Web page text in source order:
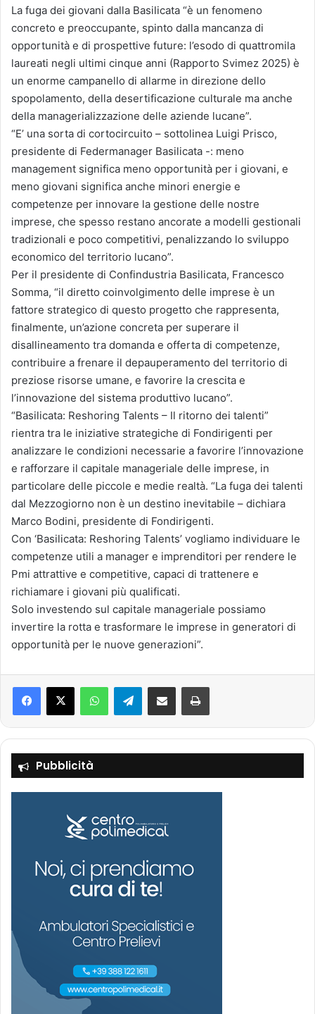
La fuga dei giovani dalla Basilicata “è un fenomeno
concreto e preoccupante, spinto dalla mancanza di
opportunità e di prospettive future: l’esodo di quattromila
laureati negli ultimi cinque anni (Rapporto Svimez 2025) è
un enorme campanello di allarme in direzione dello
spopolamento, della desertificazione culturale ma anche
della managerializzazione delle aziende lucane”.
“E’ una sorta di cortocircuito – sottolinea Luigi Prisco,
presidente di Federmanager Basilicata -: meno
management significa meno opportunità per i giovani, e
meno giovani significa anche minori energie e
competenze per innovare la gestione delle nostre
imprese, che spesso restano ancorate a modelli gestionali
tradizionali e poco competitivi, penalizzando lo sviluppo
economico del territorio lucano”.
Per il presidente di Confindustria Basilicata, Francesco
Somma, “il diretto coinvolgimento delle imprese è un
fattore strategico di questo progetto che rappresenta,
finalmente, un’azione concreta per superare il
disallineamento tra domanda e offerta di competenze,
contribuire a frenare il depauperamento del territorio di
preziose risorse umane, e favorire la crescita e
l’innovazione del sistema produttivo lucano”.
“Basilicata: Reshoring Talents – Il ritorno dei talenti”
rientra tra le iniziative strategiche di Fondirigenti per
analizzare le condizioni necessarie a favorire l’innovazione
e rafforzare il capitale manageriale delle imprese, in
particolare delle piccole e medie realtà. “La fuga dei talenti
dal Mezzogiorno non è un destino inevitabile – dichiara
Marco Bodini, presidente di Fondirigenti.
Con ‘Basilicata: Reshoring Talents’ vogliamo individuare le
competenze utili a manager e imprenditori per rendere le
Pmi attrattive e competitive, capaci di trattenere e
richiamare i giovani più qualificati.
Solo investendo sul capitale manageriale possiamo
invertire la rotta e trasformare le imprese in generatori di
opportunità per le nuove generazioni”.
Telegram
Pubblicità